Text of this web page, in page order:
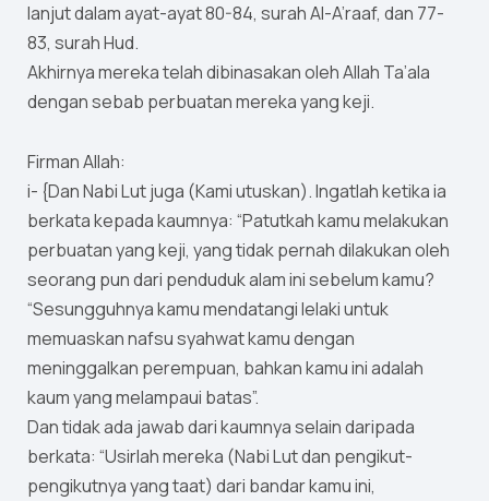
lanjut dalam ayat-ayat 80-84, surah Al-A’raaf, dan 77-
83, surah Hud.
Akhirnya mereka telah dibinasakan oleh Allah Ta’ala
dengan sebab perbuatan mereka yang keji.
Firman Allah:
i- {Dan Nabi Lut juga (Kami utuskan). Ingatlah ketika ia
berkata kepada kaumnya: “Patutkah kamu melakukan
perbuatan yang keji, yang tidak pernah dilakukan oleh
seorang pun dari penduduk alam ini sebelum kamu?
“Sesungguhnya kamu mendatangi lelaki untuk
memuaskan nafsu syahwat kamu dengan
meninggalkan perempuan, bahkan kamu ini adalah
kaum yang melampaui batas”.
Dan tidak ada jawab dari kaumnya selain daripada
berkata: “Usirlah mereka (Nabi Lut dan pengikut-
pengikutnya yang taat) dari bandar kamu ini,